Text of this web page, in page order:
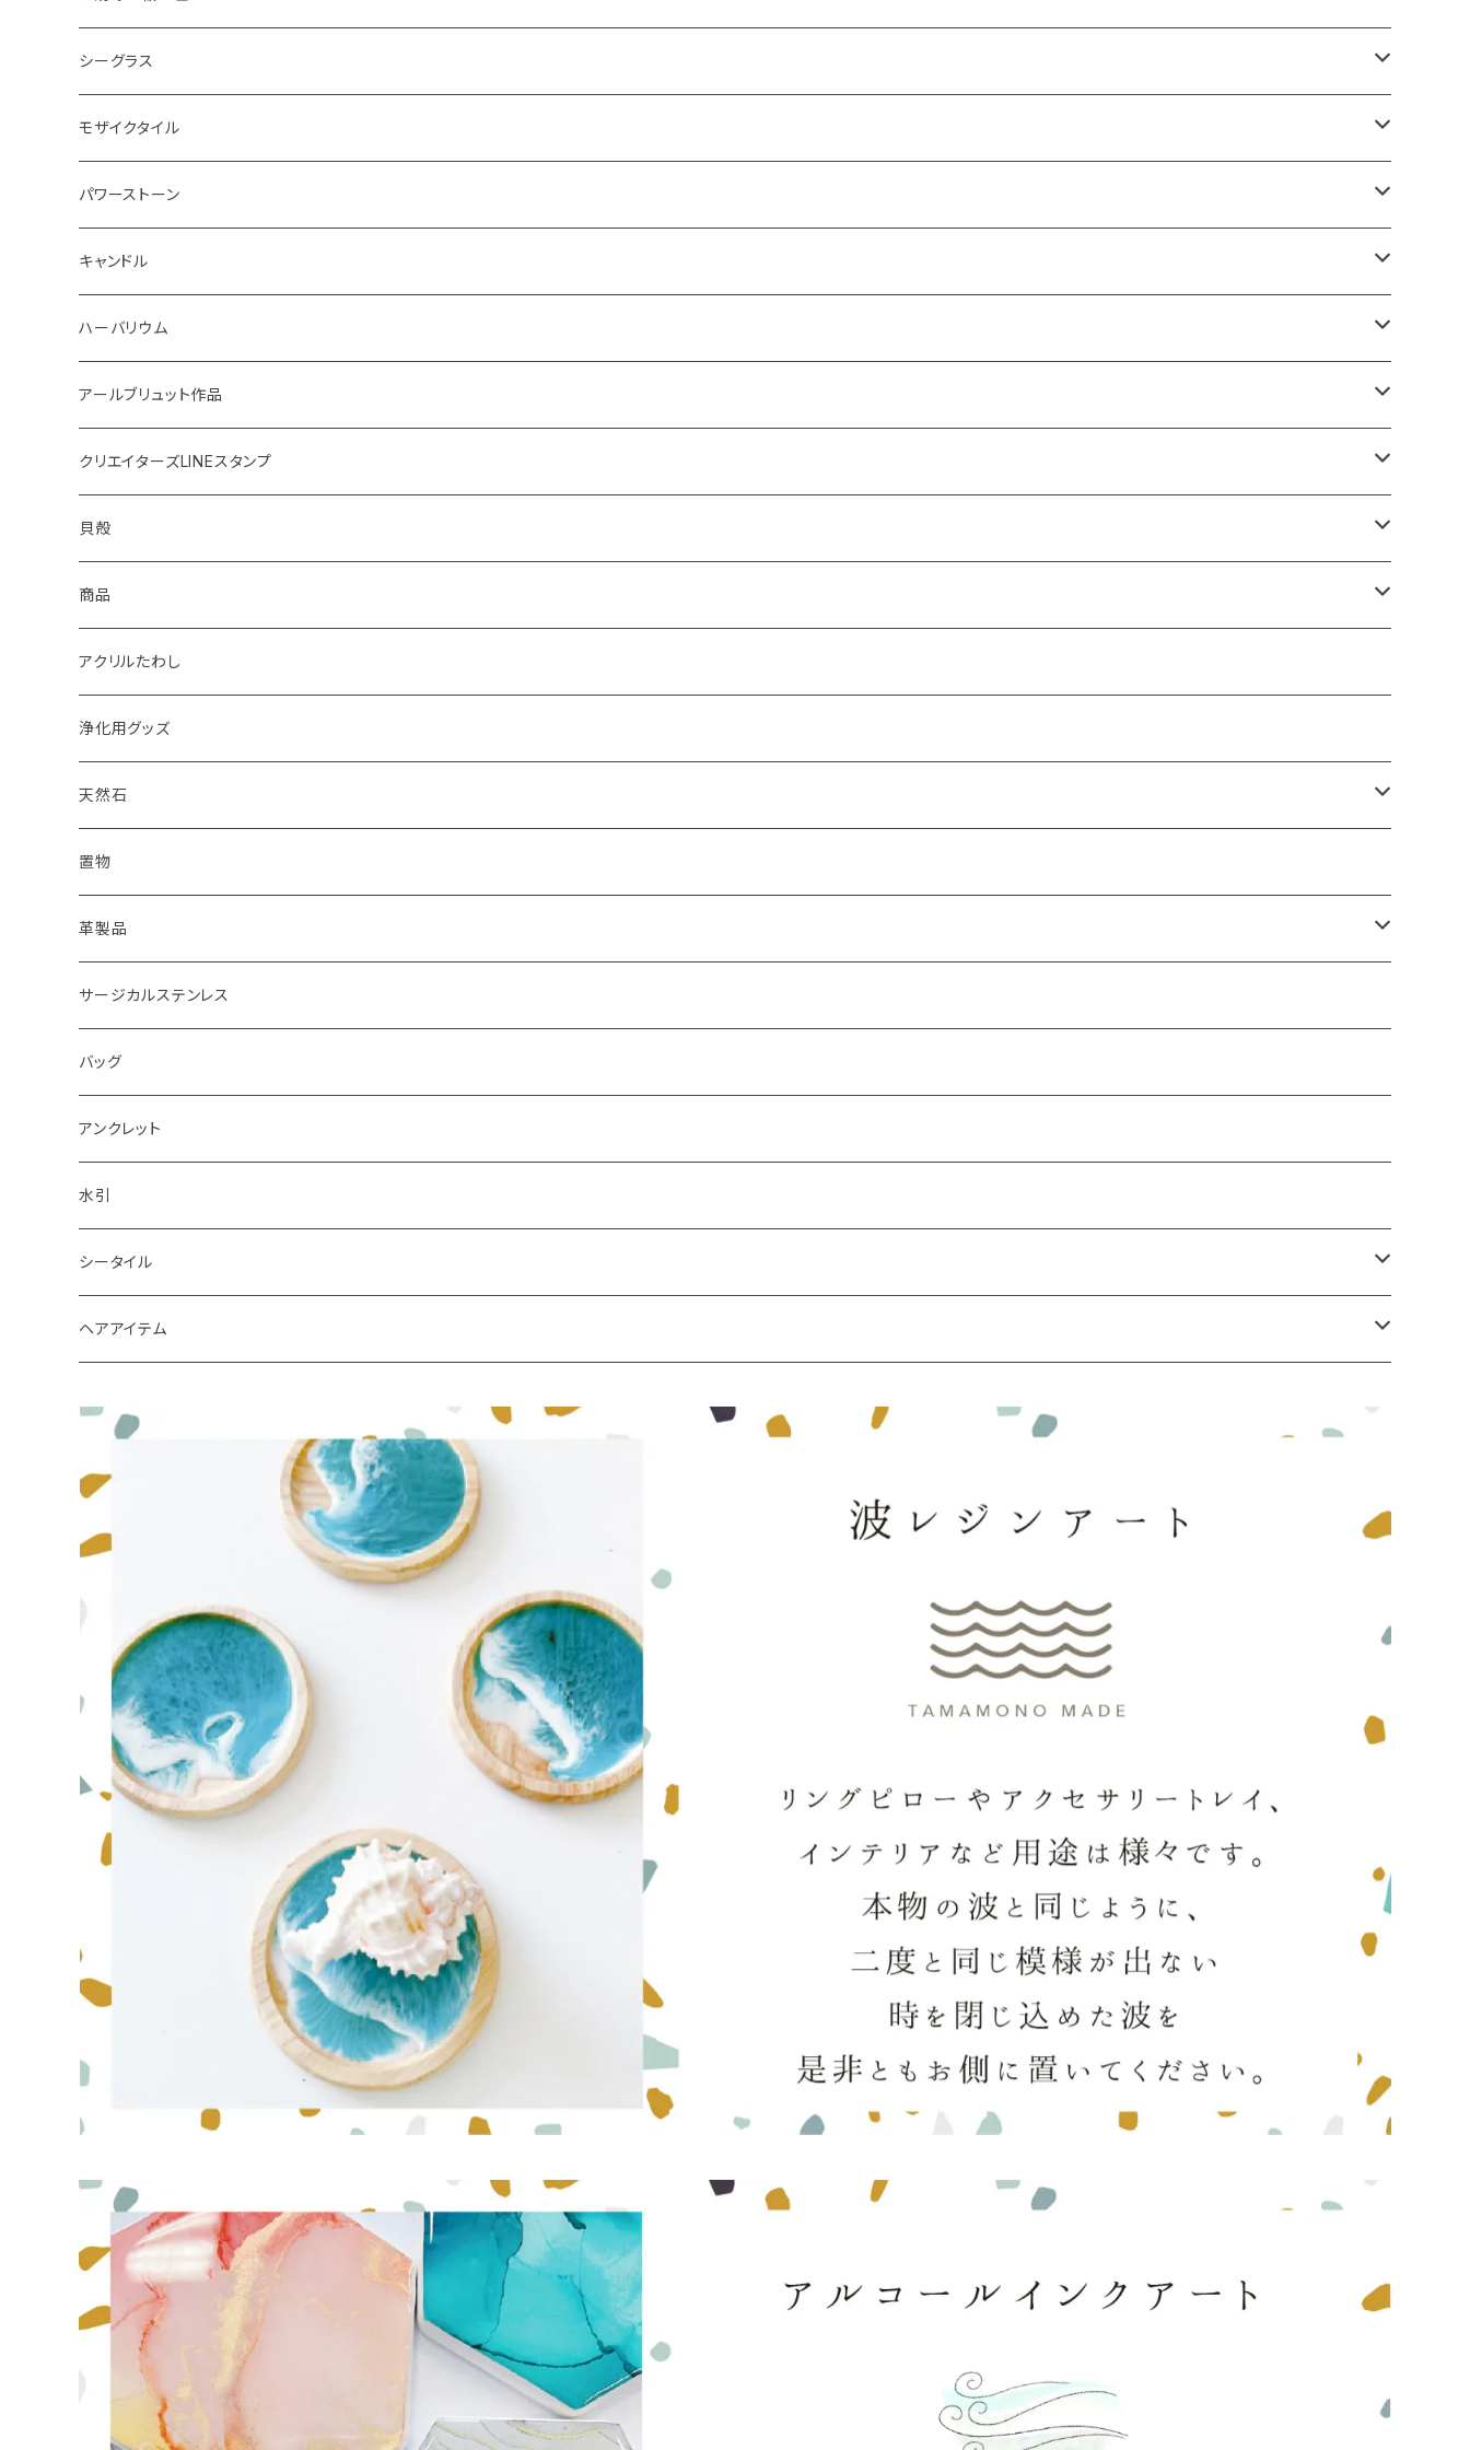
ボード
ハンギング
コースター
鍋敷き
インテリア
体験教室
ヘアゴム
キーホルダー
ボタニカルトレイ
イニシャル
20220326 天赦塩
20220610 天赦塩
20220614 満月塩
体験教室
シーグラス
ピアス
ネックレス
フォトフレーム
SONOMONO
モザイクタイル
ピアス
SONOMONO
パワーストーン
女性用(16cm)
男性用(18cm)
キャンドル
海のスケルトン
ボタニカルキャンドル
貝キャンドル
天然石キャンドル
体験教室
ハーバリウム
高さ12cm
高さ10cm
体験教室
アールブリュット作品
Masatsugu
2022
yumemiru strawberry
HIROMU
稲子
クリエイターズLINEスタンプ
Satomi
yumemiru strawberry
Masatsugu
貝殻
ピアス
商品
紅茶
アクリルたわし
浄化用グッズ
天然石
オイル
ピアス
置物
革製品
ピアス
キーホルダー
サージカルステンレス
バッグ
アンクレット
水引
シータイル
シータイルピアス
ヘアアイテム